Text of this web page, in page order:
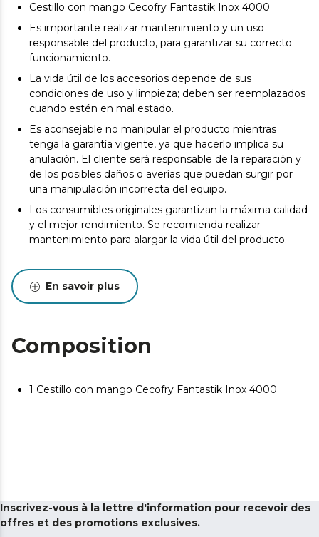
Cestillo con mango Cecofry Fantastik Inox 4000
Es importante realizar mantenimiento y un uso
responsable del producto, para garantizar su correcto
funcionamiento.
La vida útil de los accesorios depende de sus
condiciones de uso y limpieza; deben ser reemplazados
cuando estén en mal estado.
Es aconsejable no manipular el producto mientras
tenga la garantía vigente, ya que hacerlo implica su
anulación. El cliente será responsable de la reparación y
de los posibles daños o averías que puedan surgir por
una manipulación incorrecta del equipo.
Los consumibles originales garantizan la máxima calidad
y el mejor rendimiento. Se recomienda realizar
mantenimiento para alargar la vida útil del producto.
En savoir plus
Composition
1 Cestillo con mango Cecofry Fantastik Inox 4000
Inscrivez-vous à la lettre d'information pour recevoir des
offres et des promotions exclusives.